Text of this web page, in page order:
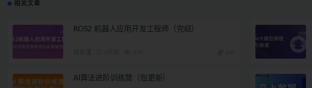
相关文章
ROS2 机器人应用开发工程师（完结）
AI算法进阶训练营（包更新）